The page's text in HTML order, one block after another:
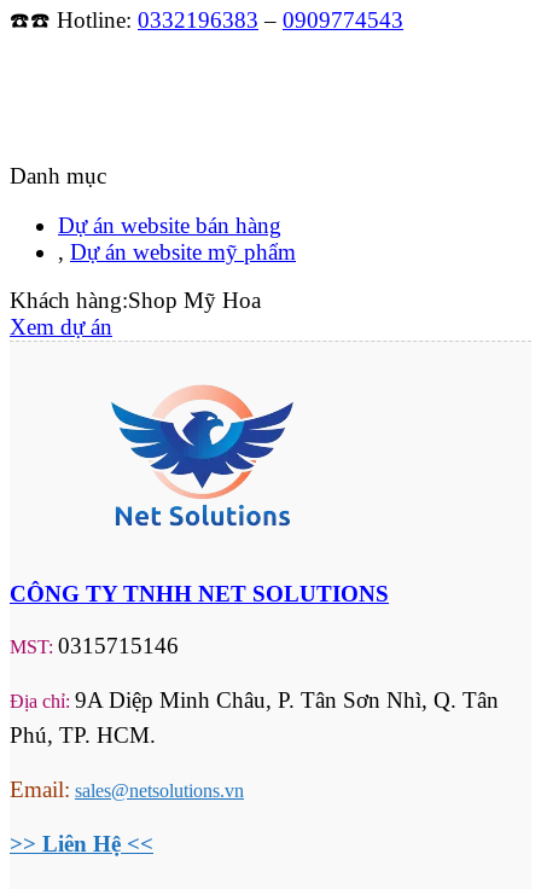
☎️☎️ Hotline: 0332196383 – 0909774543
Danh mục
Dự án website bán hàng
, Dự án website mỹ phẩm
Khách hàng:Shop Mỹ Hoa
Xem dự án
CÔNG TY TNHH NET SOLUTIONS
MST: 0315715146
Địa chỉ: 9A Diệp Minh Châu, P. Tân Sơn Nhì, Q. Tân
Phú, TP. HCM.
Email: sales@netsolutions.vn
>> Liên Hệ <<